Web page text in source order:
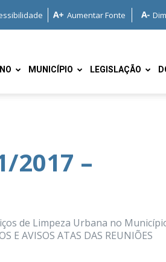
Aumentar Fonte
MUNICÍPIO LEGISLAÇÃO
2017 –
de Limpeza Urbana no
E AVISOS ATAS DAS REUNIÕES